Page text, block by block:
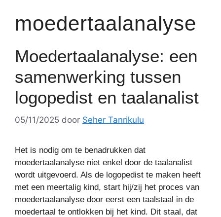
moedertaalanalyse
Moedertaalanalyse: een
samenwerking tussen
logopedist en taalanalist
05/11/2025 door Seher Tanrikulu
Het is nodig om te benadrukken dat
moedertaalanalyse niet enkel door de taalanalist
wordt uitgevoerd. Als de logopedist te maken heeft
met een meertalig kind, start hij/zij het proces van
moedertaalanalyse door eerst een taalstaal in de
moedertaal te ontlokken bij het kind. Dit staal, dat